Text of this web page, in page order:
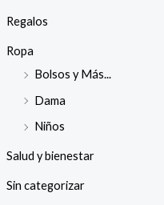
Regalos
Ropa
Bolsos y Más...
Dama
Niños
Salud y bienestar
Sin categorizar